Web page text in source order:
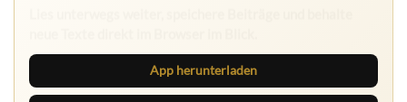
App herunterladen